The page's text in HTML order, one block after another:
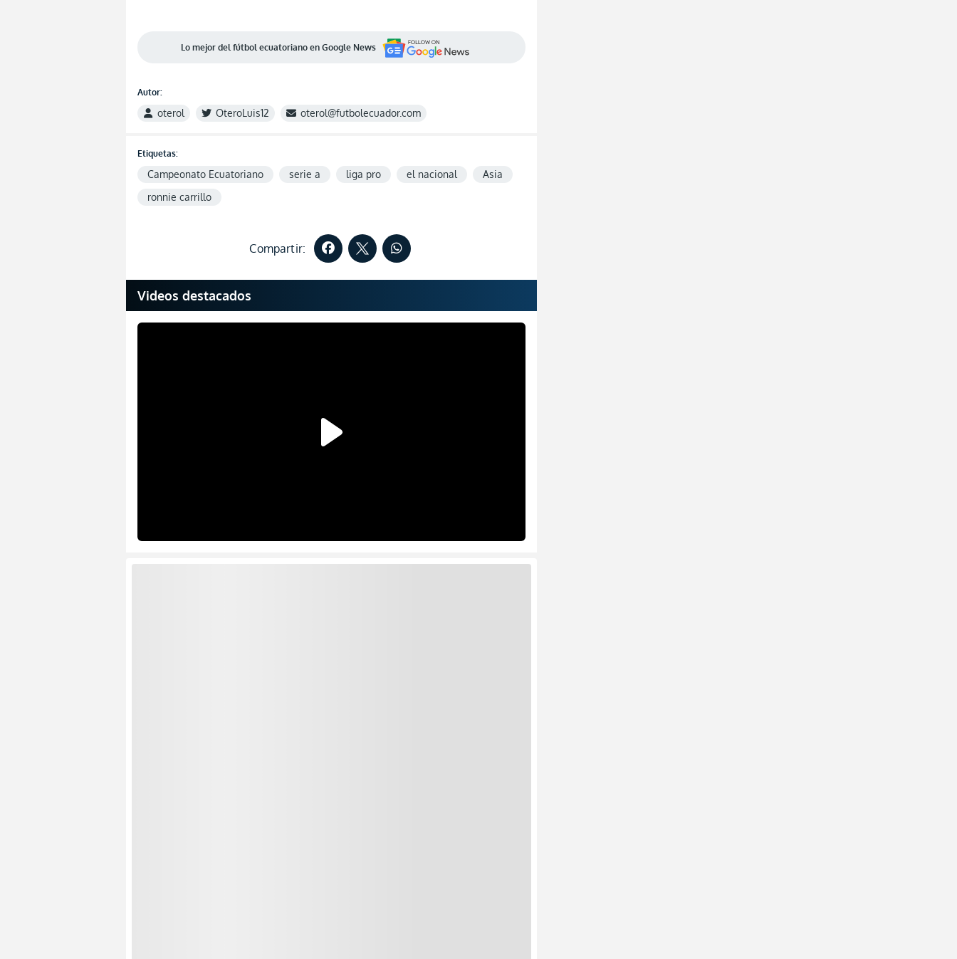
Lo mejor del fútbol ecuatoriano en Google News
Autor:
oterol OteroLuis12 oterol@futbolecuador.com
Etiquetas:
Campeonato Ecuatoriano serie a liga pro el nacional
Asia
ronnie carrillo
Compartir:
Videos destacados